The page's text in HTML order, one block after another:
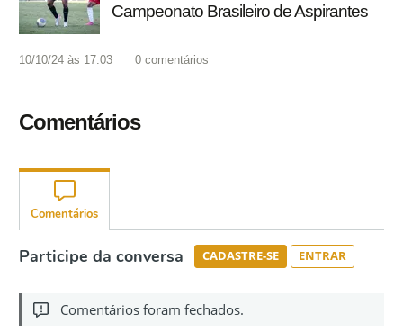
Campeonato Brasileiro de Aspirantes
10/10/24 às 17:03 0 comentários
Comentários